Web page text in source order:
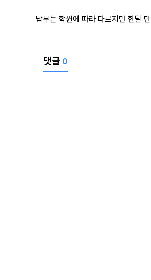
납부는 학원에 따라 다르지만 한달
댓글 0